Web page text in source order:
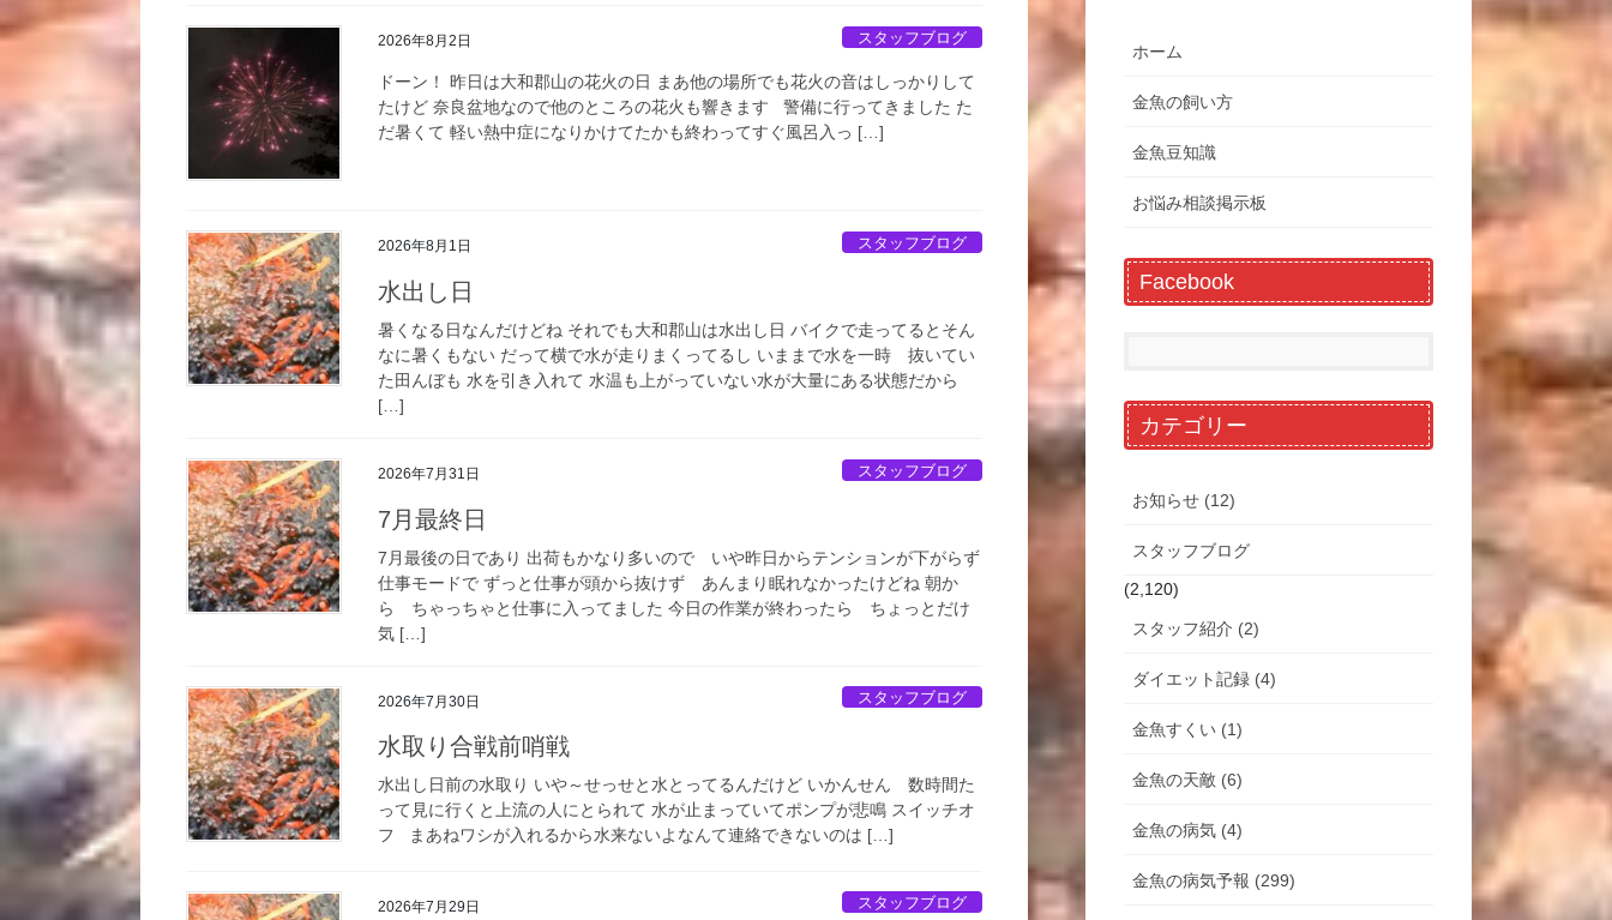
2026年8月2日 スタッフブログ
ドーン！ 昨日は大和郡山の花火の日 まあ他の場所でも花火の音はしっかりして
たけど 奈良盆地なので他のところの花火も響きます 警備に行ってきました た
だ暑くて 軽い熱中症になりかけてたかも終わってすぐ風呂入っ […]
2026年8月1日 スタッフブログ
水出し日
暑くなる日なんだけどね それでも大和郡山は水出し日 バイクで走ってるとそん
なに暑くもない だって横で水が走りまくってるし いままで水を一時 抜いてい
た田んぼも 水を引き入れて 水温も上がっていない水が大量にある状態だから
[…]
2026年7月31日 スタッフブログ
7月最終日
7月最後の日であり 出荷もかなり多いので いや昨日からテンションが下がらず
仕事モードで ずっと仕事が頭から抜けず あんまり眠れなかったけどね 朝か
ら ちゃっちゃと仕事に入ってました 今日の作業が終わったら ちょっとだけ
気 […]
2026年7月30日 スタッフブログ
水取り合戦前哨戦
水出し日前の水取り いや～せっせと水とってるんだけど いかんせん 数時間た
って見に行くと上流の人にとられて 水が止まっていてポンプが悲鳴 スイッチオ
フ まあねワシが入れるから水来ないよなんて連絡できないのは […]
2026年7月29日 スタッフブログ
ホーム
金魚の飼い方
金魚豆知識
お悩み相談掲示板
Facebook
カテゴリー
お知らせ (12)
スタッフブログ
(2,120)
スタッフ紹介 (2)
ダイエット記録 (4)
金魚すくい (1)
金魚の天敵 (6)
金魚の病気 (4)
金魚の病気予報 (299)